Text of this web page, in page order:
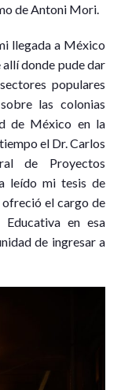
de Antoni Mori.
llegada a México
donde pude dar
populares
las colonias
de México en la
el Dr. Carlos
de Proyectos
leído mi tesis de
ofreció el cargo de
en esa
de ingresar a